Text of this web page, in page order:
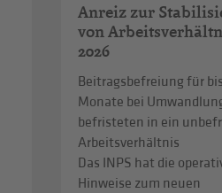
Anreiz zur
von
2026
Beitragsbefreiung für
Monate bei
befristeten in ein
Arbeitsverhältnis
Das INPS hat die
Hinweise zum neuen